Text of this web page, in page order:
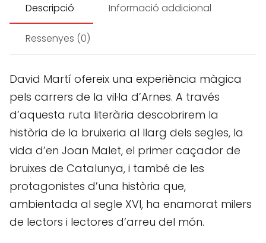
guiada
amb
l'autor)
Descripció Informació addicional
Ressenyes (0)
David Martí ofereix una experiència màgica
pels carrers de la vil·la d’Arnes. A través
d’aquesta ruta literària descobrirem la
història de la bruixeria al llarg dels segles, la
vida d’en Joan Malet, el primer caçador de
bruixes de Catalunya, i també de les
protagonistes d’una història que,
ambientada al segle XVI, ha enamorat milers
de lectors i lectores d’arreu del món.